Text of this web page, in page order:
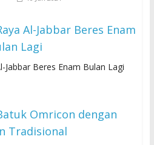
Jabbar Beres Enam Bulan Lagi